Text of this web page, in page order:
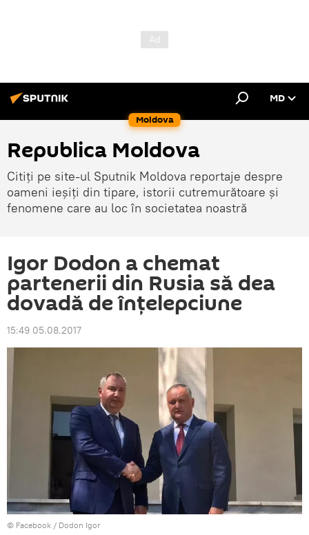
Moldova
MD
Republica Moldova
Citiți pe site-ul Sputnik Moldova reportaje despre
oameni ieșiți din tipare, istorii cutremurătoare și
fenomene care au loc în societatea noastră
Igor Dodon a chemat
partenerii din Rusia să dea
dovadă de înțelepciune
15:49 05.08.2017
© Facebook / Dodon Igor